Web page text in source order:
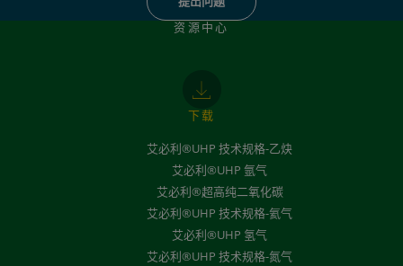
资源中心
下载
艾必利®UHP 技术规格-乙炔
艾必利®UHP 氩气
艾必利®超高纯二氧化碳
艾必利®UHP 技术规格-氦气
艾必利®UHP 氢气
艾必利®UHP 技术规格-氮气